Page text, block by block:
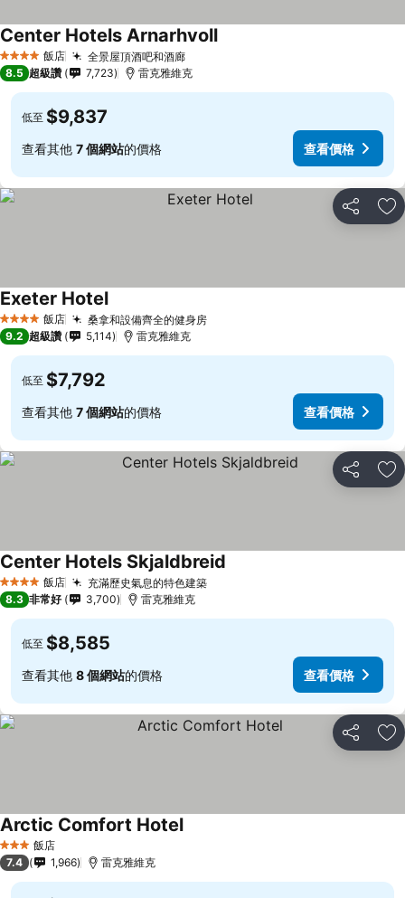
4 星級 飯店 全景屋頂酒吧和酒廊
Center Hotels Arnarhvoll
8.5 超級讚 7,723 雷克雅維克
低至 $9,837
查看其他 7 個網站的價格 查看價格
分享 加
4 星級 飯店 桑拿和設備齊全的健身房
Exeter Hotel
9.2 超級讚 5,114 雷克雅維克
低至 $7,792
查看其他 7 個網站的價格 查看價格
分享 加
4 星級 飯店 充滿歷史氣息的特色建築
Center Hotels Skjaldbreid
8.3 非常好 3,700 雷克雅維克
低至 $8,585
查看其他 8 個網站的價格 查看價格
分享 加
3 星級 飯店
Arctic Comfort Hotel
7.4 1,966 雷克雅維克